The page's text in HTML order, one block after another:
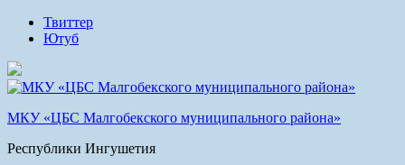
Твиттер
Ютуб
МКУ «ЦБС Малгобекского муниципального района»
Республики Ингушетия